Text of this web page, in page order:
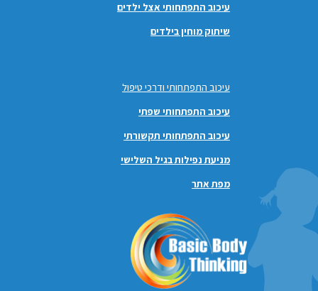
עיכוב התפתחותי אצל ילדים
שיתוק מוחין בילדים
עיכוב התפתחותי ודרכי טיפול
עיכוב התפתחותי שפתי
עיכוב התפתחותי תקשורתי
מניעת נפילות בגיל השלישי
מפת אתר